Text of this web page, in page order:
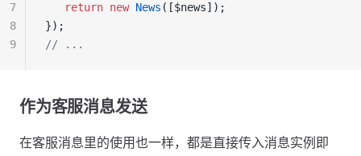
   return
new News ([$news]);
});
// ...
7
8
9
作为客服消息发送
在客服消息里的使用也一样，都是直接传入消息实例即